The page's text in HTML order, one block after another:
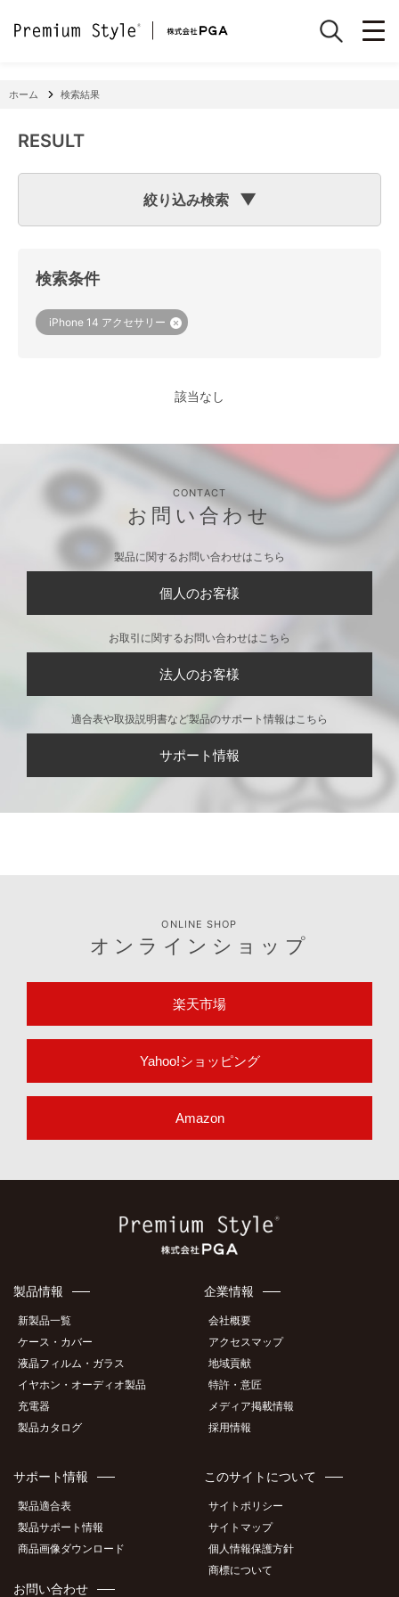
ホーム 検索結果
RESULT
絞り込み検索
ので、「適合機種
機種で検索する場合は、 『絞り込み検索(機種で探す)』
検索条件
iPhone 14 アクセサリー
該当なし
CONTACT
お問い合わせ
製品に関するお問い合わせはこちら
個人のお客様
お取引に関するお問い合わせはこちら
法人のお客様
適合表や取扱説明書など製品のサポート情報はこちら
サポート情報
ONLINE SHOP
オンラインショップ
楽天市場
Yahoo!ショッピング
Amazon
製品情報
新製品一覧
ケース・カバー
液晶フィルム・ガラス
イヤホン・オーディオ製品
充電器
製品カタログ
企業情報
会社概要
アクセスマップ
地域貢献
特許・意匠
メディア掲載情報
採用情報
サポート情報
製品適合表
製品サポート情報
商品画像ダウンロード
お問い合わせ
このサイトについて
サイトポリシー
サイトマップ
個人情報保護方針
商標について